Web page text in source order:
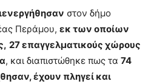
στον δήμο
Περάμου, εκ των οποίων
27 επαγγελματικούς χώρους
, και διαπιστώθηκε πως τα 74
έχουν πληγεί και